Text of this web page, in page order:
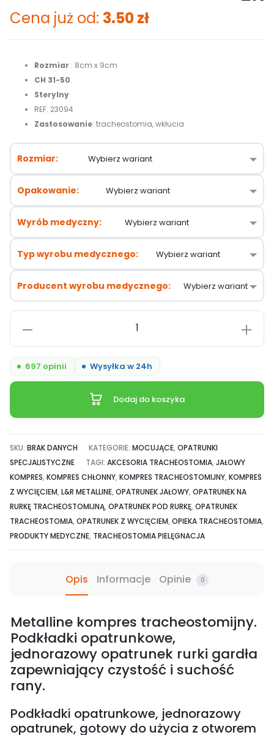
Cena już od: 3.50zł
Rozmiar : 8cm x 9cm
CH 31-50
Sterylny
REF. 23094
Zastosowanie: tracheostomia, wkłucia
Rozmiar
Opakowanie
Wyrób medyczny
Typ wyrobu medycznego
Producent wyrobu medycznego
697 opinii Wysyłka w 24h
Metalline,
kompres
rurki
tracheostomijnej
Dodaj do koszyka
SKU:BRAK DANYCH KATEGORIE:MOCUJĄCE,OPATRUNKI
SPECJALISTYCZNE
TAGI:AKCESORIA TRACHEOSTOMIA,JAŁOWY
KOMPRES,KOMPRES CHŁONNY,KOMPRES TRACHEOSTOMIJNY,KOMPRES
Z WYCIĘCIEM,L&R METALLINE,OPATRUNEK JAŁOWY,OPATRUNEK NA
RURKĘ TRACHEOSTOMIJNĄ,OPATRUNEK POD RURKĘ,OPATRUNEK
TRACHEOSTOMIA,OPATRUNEK Z WYCIĘCIEM,OPIEKA TRACHEOSTOMIA,
PRODUKTY MEDYCZNE, TRACHEOSTOMIA PIELĘGNACJA
Opis Informacje Opinie 0
Metalline kompres tracheostomijny.
Podkładki opatrunkowe,
jednorazowy opatrunek rurki gardła
zapewniający czystość i suchość
rany.
Podkładki opatrunkowe, jednorazowy
opatrunek, gotowy do użycia z otworem